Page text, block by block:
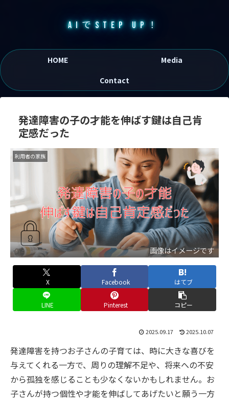
AIでSTEP UP！
HOME
Media
Contact
発達障害の子の才能を伸ばす鍵は自己肯
定感だった
利用者の家族
画像はイメージです
X Facebook はてブ
LINE Pinterest コピー
2025.09.17 2025.10.07
発達障害を持つお子さんの子育ては、時に大きな喜びを
与えてくれる一方で、周りの理解不足や、将来への不安
から孤独を感じることも少なくないかもしれません。お
子さんが持つ個性や才能を伸ばしてあげたいと願う一方